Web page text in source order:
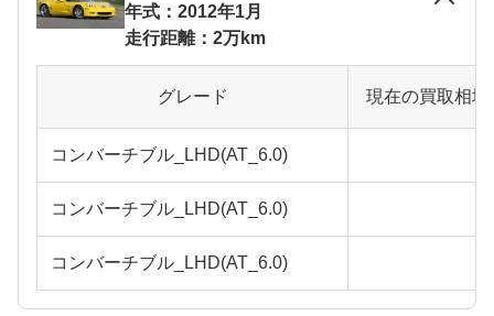
年式：2012年1月
走行距離：2万km
グレード 現在の買取相
コンバーチブル_LHD(AT_6.0)
コンバーチブル_LHD(AT_6.0)
コンバーチブル_LHD(AT_6.0)